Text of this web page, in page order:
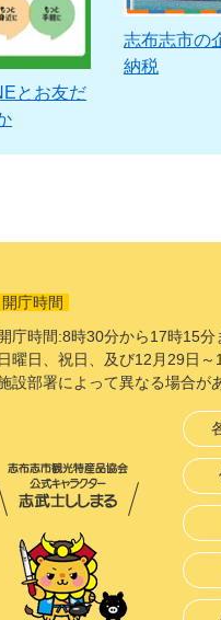
とお友だ
志布志市の
納税
開庁時間
開庁時間:8時30分から17時15分
日曜日、祝日、及び12月29日～
設部署によって異なる場合が